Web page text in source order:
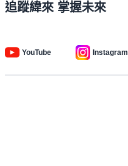
追蹤緯來 掌握未來
YouTube Instagram